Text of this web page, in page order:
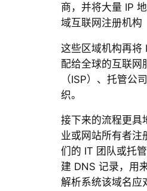
商，并将大量 IP
域互联网注册机构
这些区域机构再将
配给全球的互联网
（ISP）、托管公
织。
接下来的流程更具
业或网站所有者注
们的 IT 团队或托
建 DNS 记录，用
解析系统该域名应